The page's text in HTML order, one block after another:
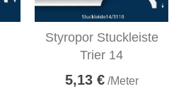
Styropor Stuckleiste
Trier 14
5,13 €/Meter